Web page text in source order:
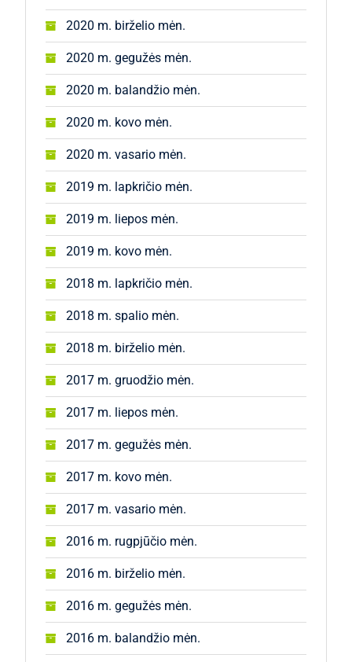
2020 m. birželio mėn.
2020 m. gegužės mėn.
2020 m. balandžio mėn.
2020 m. kovo mėn.
2020 m. vasario mėn.
2019 m. lapkričio mėn.
2019 m. liepos mėn.
2019 m. kovo mėn.
2018 m. lapkričio mėn.
2018 m. spalio mėn.
2018 m. birželio mėn.
2017 m. gruodžio mėn.
2017 m. liepos mėn.
2017 m. gegužės mėn.
2017 m. kovo mėn.
2017 m. vasario mėn.
2016 m. rugpjūčio mėn.
2016 m. birželio mėn.
2016 m. gegužės mėn.
2016 m. balandžio mėn.